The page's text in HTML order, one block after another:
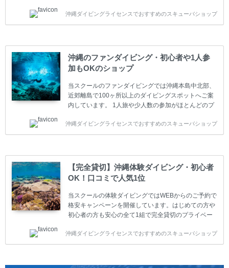
(TEC)のコースもご用意しています。 当スクールを受
講するお客様は一人参加などの少人数のご参加が最も
スクールです。各種ダイビングライセンス取得コース
は年間を通じてキャンペーンを行っています。 ベーシ
ックダイバー(Cカード) 1日間+eラーニング 最安値キ
ャンペーン ￥22800(税込) ￥16800(税込) 器材 / 送
迎 / 保険 / 全て込み ダイビング...
沖縄ダイビングライセンスでおすすめのスキューバショップ
沖縄のファンダイビング・初心者や1人参
加もOKのショップ
当スクールのファンダイビングでは沖縄本島中北部、
近郊離島で100ヶ所以上のダイビングスポットへご案
内しています。 1人旅や少人数の参加がほとんどのプ
の方も安心して楽しめるようにリフレッシュダイビン
グコースもご用意しています。お1人様も初心者の方
イセンスを取得したお客様、ファンダイビングのリピ
ーター様はファンダイビングの全てのコース費が
10%OFF、フル器材レンタルが50%OFFになります。
沖縄本島周辺ビーチ・ファンダイビング ￥13800(税
込)【 2ビーチ 】 ウエイト / タンク / 送迎...
沖縄ダイビングライセンスでおすすめのスキューバショップ
【完全貸切】沖縄体験ダイビング・初心者
OK！口コミで人気1位
当スクールの体験ダイビングではWEBからのご予約で
格安キャンペーンを開催しています。はじめての方や
初心者の方も安心の全て1組で完全貸切のプライベー
1人様から気軽にご参加ください。 全てのコースで高
画質の記念撮影&水中撮影付きです。初心者の方やダ
す。 沖縄本島周辺ビーチ・体験ダイビング 格安キャ
沖縄ダイビングライセンスでおすすめのスキューバショップ